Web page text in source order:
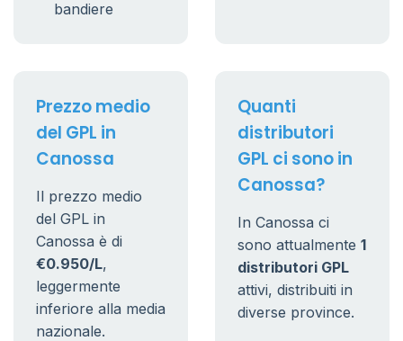
bandiere
Prezzo medio
del GPL in
Canossa
Il prezzo medio
del GPL in
Canossa è di
€0.950/L,
leggermente
inferiore alla media
nazionale.
Quanti
distributori
GPL ci sono in
Canossa?
In Canossa ci
sono attualmente 1
distributori GPL
attivi, distribuiti in
diverse province.